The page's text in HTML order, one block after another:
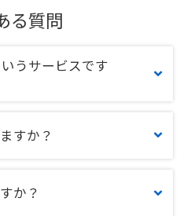
る質問
うサービスです
すか？
か？